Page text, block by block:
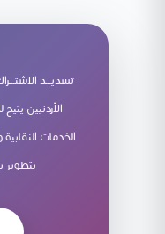
تسديـــد
الأردنيين
الخدمات